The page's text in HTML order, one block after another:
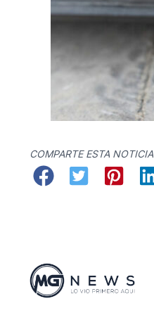
COMPARTE ESTA NOTICIA